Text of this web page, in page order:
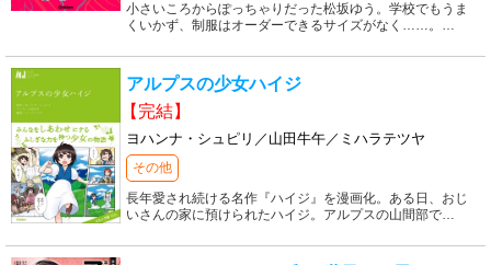
小さいころからぽっちゃりだった松坂ゆう。学校でもうま
くいかず、制服はオーダーできるサイズがなく……。 …
アルプスの少女ハイジ
【完結】
ヨハンナ・シュピリ／山田牛午／ミハラテツヤ
その他
長年愛され続ける名作『ハイジ』を漫画化。ある日、おじ
いさんの家に預けられたハイジ。アルプスの山間部で…